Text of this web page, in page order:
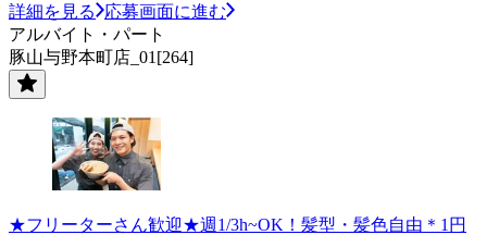
詳細を見る
応募画面に進む
アルバイト・パート
豚山与野本町店_01[264]
★フリーターさん歓迎★週1/3h~OK！髪型・髪色自由＊1円